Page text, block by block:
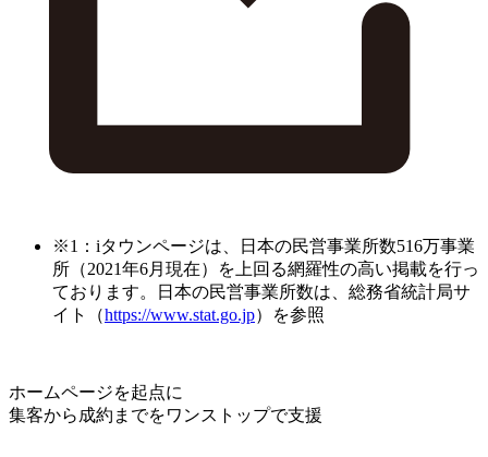
※1：iタウンページは、日本の民営事業所数516万事業
所（2021年6月現在）を上回る網羅性の高い掲載を行っ
ております。日本の民営事業所数は、総務省統計局サ
イト（https://www.stat.go.jp）を参照
ホームページを起点に
集客から成約までをワンストップで支援